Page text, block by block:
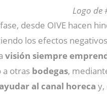
Logo de
desde OIVE hacen
los efectos
visión siempre
a otras bodegas,
al canal horeca y,